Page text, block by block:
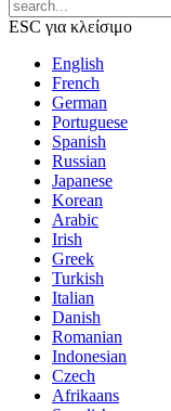
ESC για κλείσιμο
English
French
German
Portuguese
Spanish
Russian
Japanese
Korean
Arabic
Irish
Greek
Turkish
Italian
Danish
Romanian
Indonesian
Czech
Afrikaans